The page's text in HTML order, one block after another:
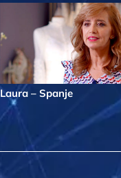
Laura – Spanje